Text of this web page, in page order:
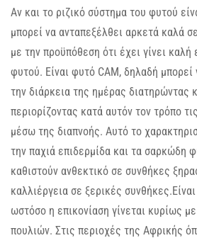
Αν και το ριζικό σύστημα του φυτού
μπορεί να ανταπεξέλθει αρκετά καλά
με την προϋπόθεση ότι έχει γίνει καλή
φυτού. Είναι φυτό CAM, δηλαδή
την διάρκεια της ημέρας διατηρώντας
περιορίζοντας κατά αυτόν τον τρόπο
μέσω της διαπνοής. Αυτό το
την παχιά επιδερμίδα και τα σαρκώδη
καθιστούν ανθεκτικό σε συνθήκες
καλλιέργεια σε ξερικές
ωστόσο η επικονίαση γίνεται κυρίως
πουλιών. Στις περιοχές της Αφρικής